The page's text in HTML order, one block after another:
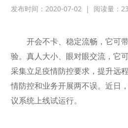
发布时间：2020-07-02 | 阅读量：
开会不卡、稳定流畅，它可
验。真人大小、眼对眼交流，它
采集立足疫情防控要求，提升远
情防控和业务开展两不误。近日
议系统上线试运行。